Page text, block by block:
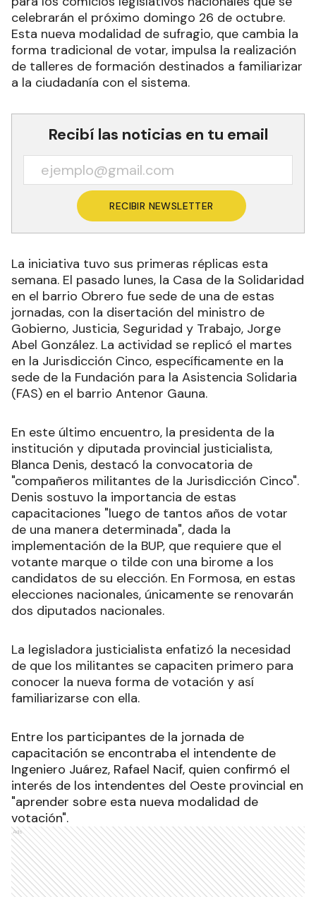
celebrarán el próximo domingo 26 de octubre.
Esta nueva modalidad de sufragio, que cambia la
forma tradicional de votar, impulsa la realización
de talleres de formación destinados a familiarizar
a la ciudadanía con el sistema.
Recibí las noticias en tu email
RECIBIR NEWSLETTER
La iniciativa tuvo sus primeras réplicas esta
semana. El pasado lunes, la Casa de la Solidaridad
en el barrio Obrero fue sede de una de estas
jornadas, con la disertación del ministro de
Gobierno, Justicia, Seguridad y Trabajo, Jorge
Abel González. La actividad se replicó el martes
en la Jurisdicción Cinco, específicamente en la
sede de la Fundación para la Asistencia Solidaria
(FAS) en el barrio Antenor Gauna.
En este último encuentro, la presidenta de la
institución y diputada provincial justicialista,
Blanca Denis, destacó la convocatoria de
"compañeros militantes de la Jurisdicción Cinco".
Denis sostuvo la importancia de estas
capacitaciones "luego de tantos años de votar
de una manera determinada", dada la
implementación de la BUP, que requiere que el
votante marque o tilde con una birome a los
candidatos de su elección. En Formosa, en estas
elecciones nacionales, únicamente se renovarán
dos diputados nacionales.
La legisladora justicialista enfatizó la necesidad
de que los militantes se capaciten primero para
conocer la nueva forma de votación y así
familiarizarse con ella.
Entre los participantes de la jornada de
capacitación se encontraba el intendente de
Ingeniero Juárez, Rafael Nacif, quien confirmó el
interés de los intendentes del Oeste provincial en
"aprender sobre esta nueva modalidad de
votación".
Ads